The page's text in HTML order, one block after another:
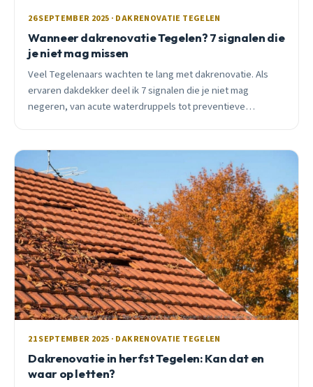
26 SEPTEMBER 2025 · DAKRENOVATIE TEGELEN
Wanneer dakrenovatie Tegelen? 7 signalen die
je niet mag missen
Veel Tegelenaars wachten te lang met dakrenovatie. Als
ervaren dakdekker deel ik 7 signalen die je niet mag
negeren, van acute waterdruppels tot preventieve
21 SEPTEMBER 2025 · DAKRENOVATIE TEGELEN
Dakrenovatie in herfst Tegelen: Kan dat en
waar op letten?